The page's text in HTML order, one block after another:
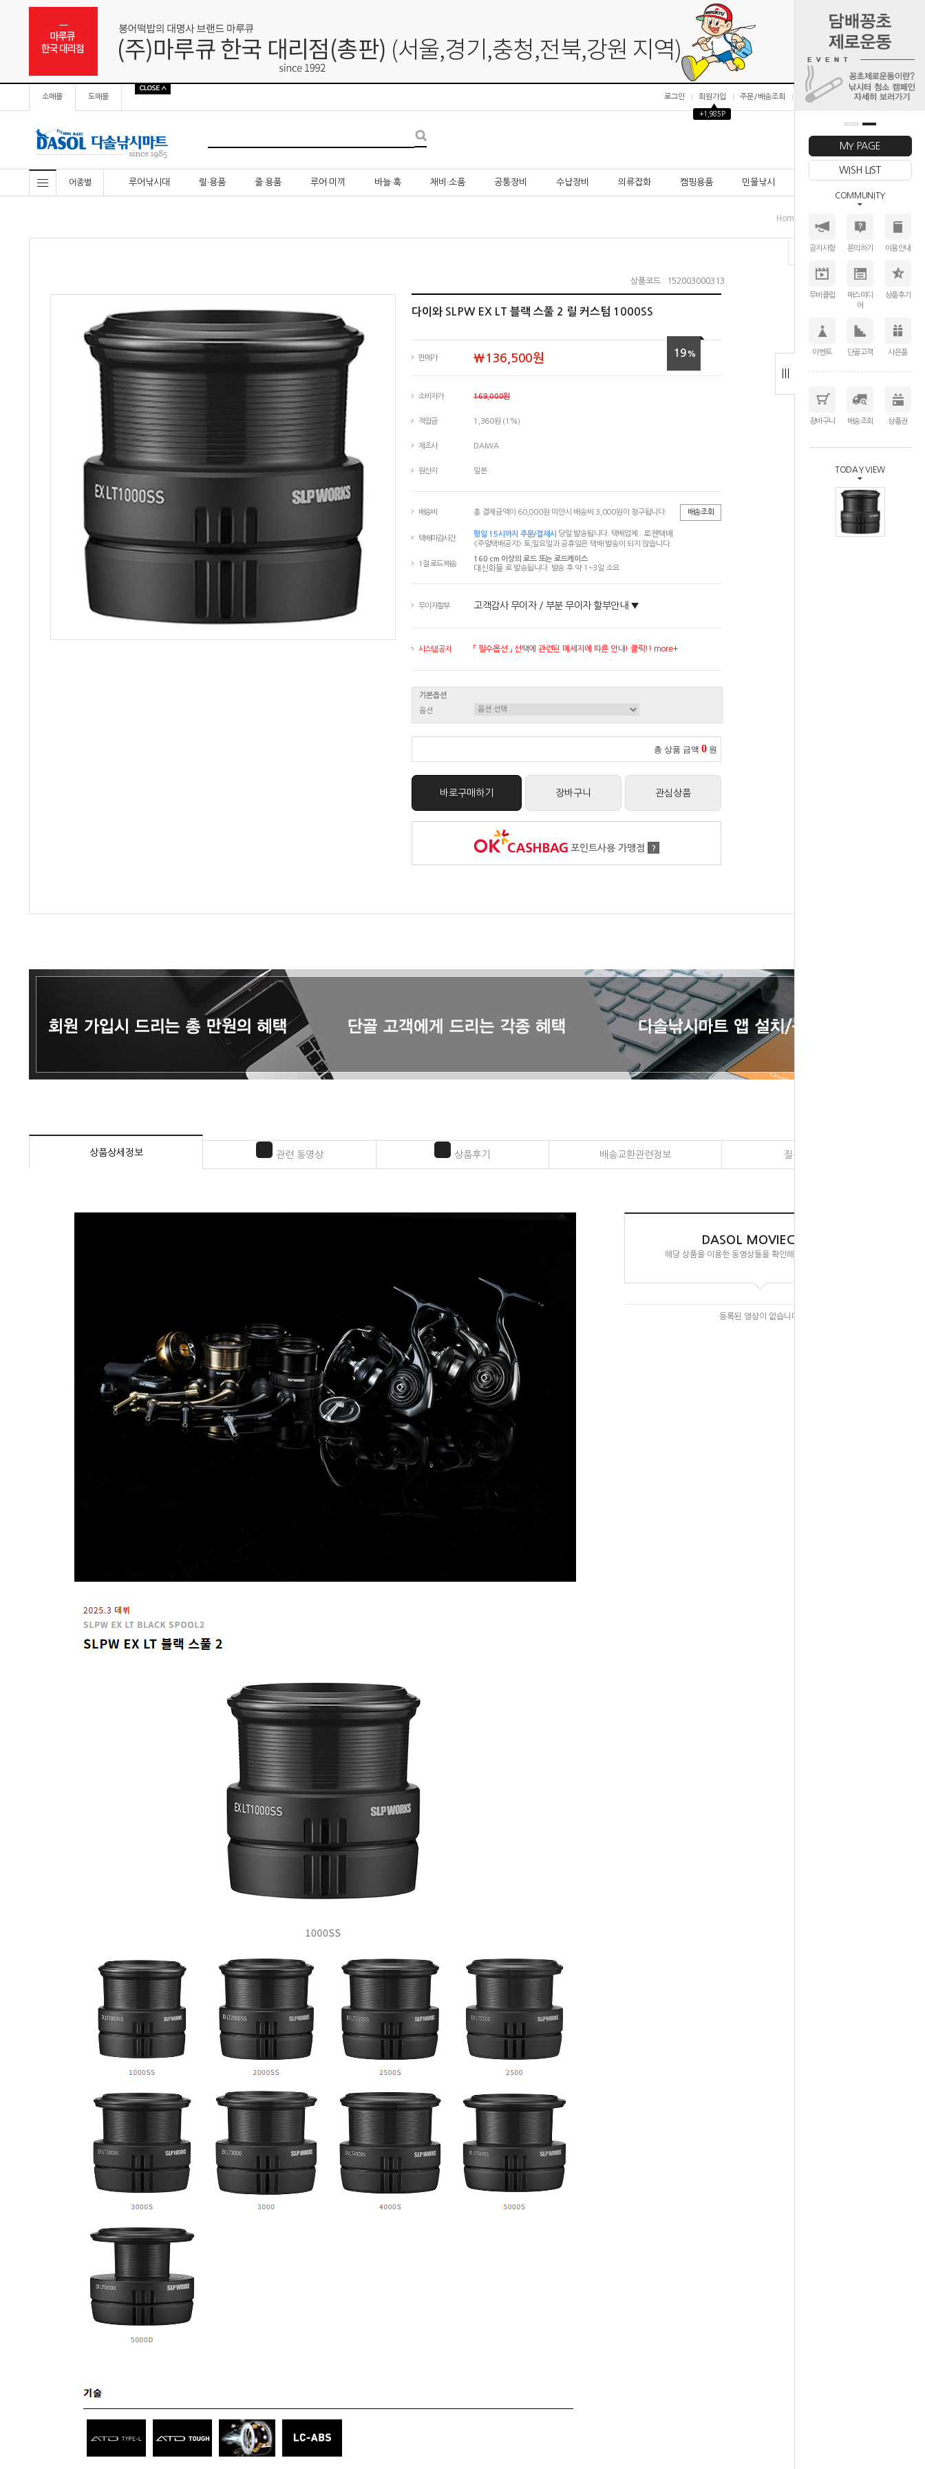
MY PAGE
WISH LIST
COMMUNITY
공지사항 문의하기 이용안내
무비클립
매스미디
어
상품후기
이벤트 단골고객 사은품
장바구니 배송조회 상품권
TODAY VIEW
소매몰 도매몰 로그인 회원가입
▲
+1,985P
주문/배송조회 마이페이지
어종별 루어낚시대 릴·용품 줄·용품 루어·미끼 바늘·훅 채비·소품 공통장비 수납장비 의류잡화 캠핑용품 민물낚시 바다낚시
Home
상품코드 : 152003000313
다이와 SLPW EX LT 블랙 스풀 2 릴 커스텀 1000SS
판매가 ￦136,500원 19%
소비자가 169,000원
적립금 1,360원 (1%)
제조사 DAIWA
원산지 일본
배송비 총 결제금액이 60,000원 미만시 배송비 3,000원이 청구됩니다. 배송조회
택배마감시간
평일 15시까지 주문/결제시 당일 발송됩니다. 택배업체 : 로젠택배
<주말택배공지> 토,일요일과 공휴일은 택배 발송이 되지 않습니다.
1절 로드 배송
160 cm 이상의 로드 또는 로드케이스
대신화물 로 발송됩니다. 발송 후 약 1~3일 소요
무이자할부 고객감사 무이자 / 부분 무이자 할부안내 ▼
시스템 공지 「 필수옵션 」 선택에 관련된 메세지에 따른 안내! 클릭!! more+
기본옵션
옵션
총 상품 금액 0 원
바로구매하기 장바구니 관심상품
포인트사용 가맹점 ?
상품상세정보 관련 동영상 상품후기 배송교환관련정보 질문과 대답
DASOL MOVIECLIPS
해당 상품을 이용한 동영상들을 확인해 보실 수 있습니다.
등록된 영상이 없습니다.